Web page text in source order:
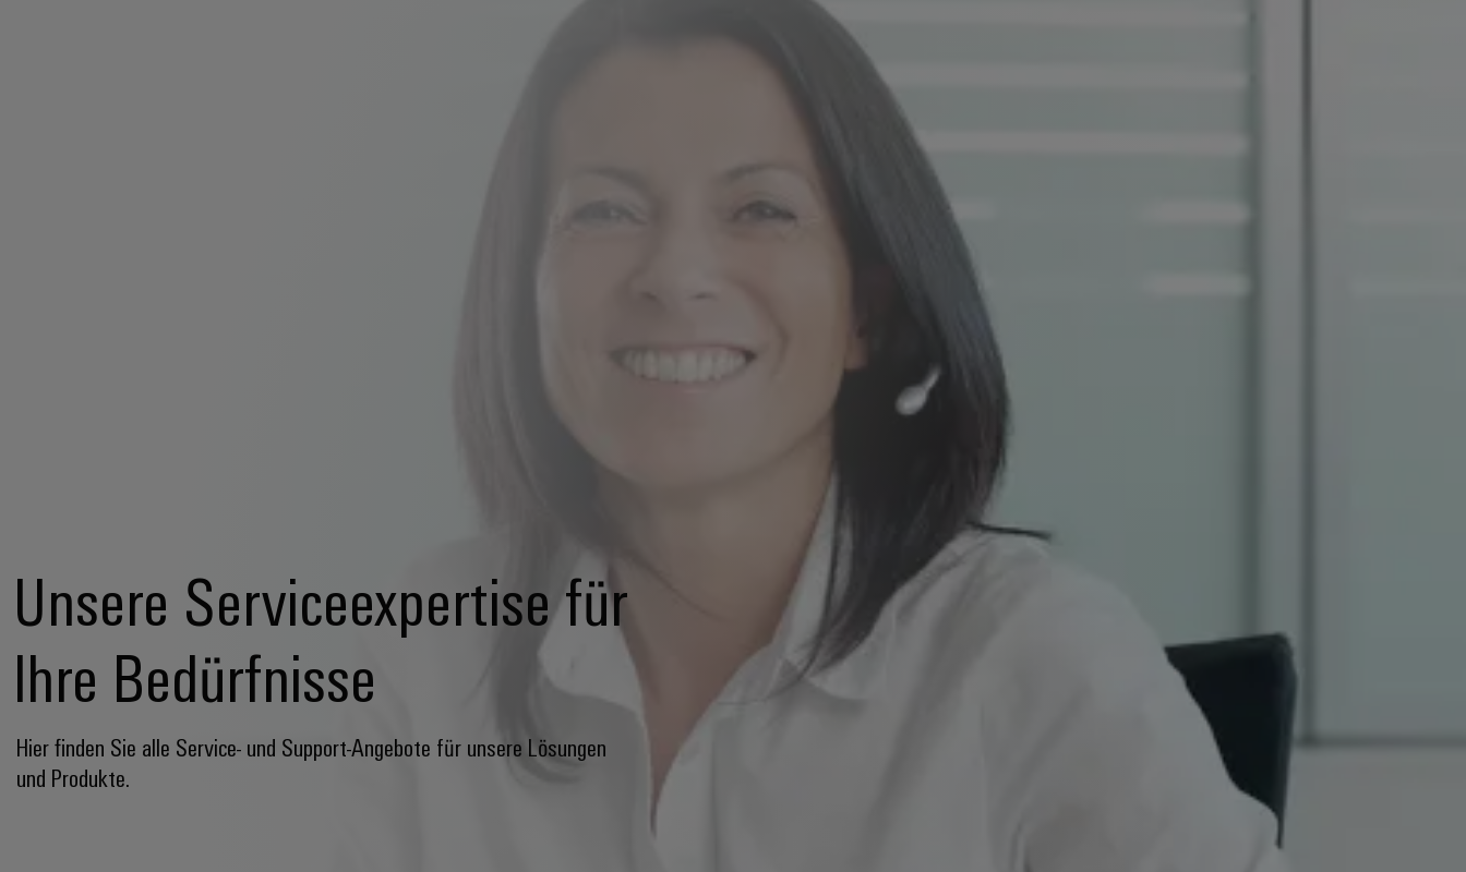
Unsere Serviceexpertise für
Ihre Bedürfnisse
Hier finden Sie alle Service- und Support-Angebote für unsere Lösungen
und Produkte.